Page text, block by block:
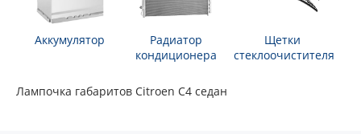
Аккумулятор
Радиатор
кондиционера
Щетки
стеклоочистителя
Лампочка габаритов Citroen C4 седан